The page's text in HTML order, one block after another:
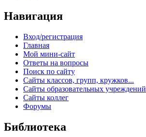
Навигация
Вход/регистрация
Главная
Мой мини-сайт
Ответы на вопросы
Поиск по сайту
Сайты классов, групп, кружков...
Сайты образовательных учреждений
Сайты коллег
Форумы
Библиотека